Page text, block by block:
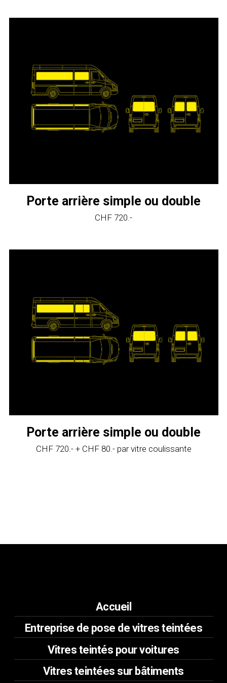
Porte arrière simple ou double
CHF 720.-
Porte arrière simple ou double
CHF 720.- + CHF 80.- par vitre coulissante
Accueil
Entreprise de pose de vitres teintées
Vitres teintés pour voitures
Vitres teintées sur bâtiments